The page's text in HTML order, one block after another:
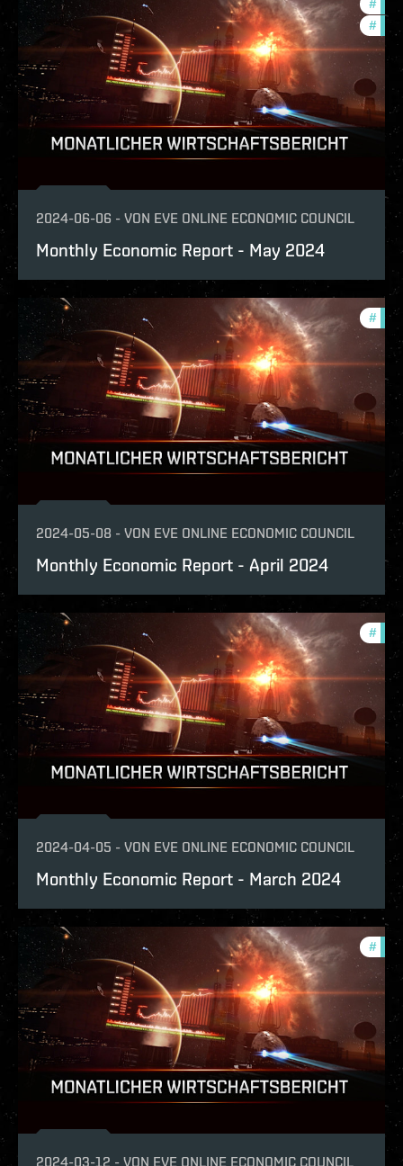
#
#
2024-06-06 - VON EVE ONLINE ECONOMIC COUNCIL
Monthly Economic Report - May 2024
#
2024-05-08 - VON EVE ONLINE ECONOMIC COUNCIL
Monthly Economic Report - April 2024
#
2024-04-05 - VON EVE ONLINE ECONOMIC COUNCIL
Monthly Economic Report - March 2024
#
2024-03-12 - VON EVE ONLINE ECONOMIC COUNCIL